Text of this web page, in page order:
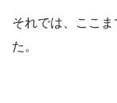
それでは、ここ
た。